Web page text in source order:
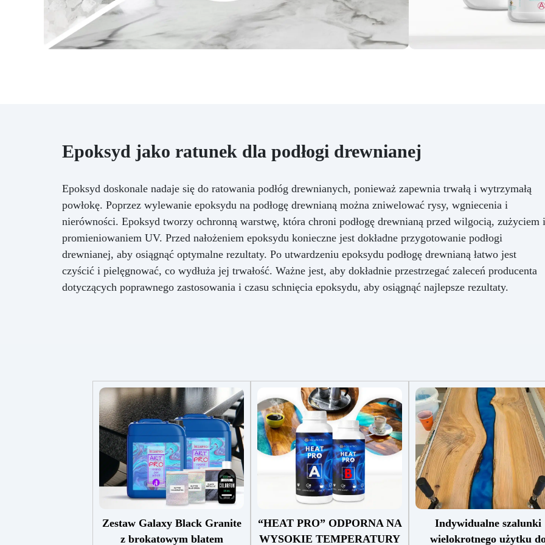
użytku, co czyni go ekologicznym
i ekonomicznym wyborem.
Oszczędza czas: dzięki
innowacyjnej technologii,
oszczędzić czas i wysiłek, kup
nasz mieszalnik anty-
Epoksyd jako ratunek dla podłogi drewnianej
Epoksyd doskonale nadaje się do ratowania podłóg drewnianych, ponieważ zapewnia trwałą i wytrzymałą
powłokę. Poprzez wylewanie epoksydu na podłogę drewnianą można zniwelować rysy, wgniecenia i
nierówności. Epoksyd tworzy ochronną warstwę, która chroni podłogę drewnianą przed wilgocią, zużyciem i
promieniowaniem UV. Przed nałożeniem epoksydu konieczne jest dokładne przygotowanie podłogi
drewnianej, aby osiągnąć optymalne rezultaty. Po utwardzeniu epoksydu podłogę drewnianą łatwo jest
czyścić i pielęgnować, co wydłuża jej trwałość. Ważne jest, aby dokładnie przestrzegać zaleceń producenta
dotyczących poprawnego zastosowania i czasu schnięcia epoksydu, aby osiągnąć najlepsze rezultaty.
Zestaw Galaxy Black Granite
z brokatowym blatem
“HEAT PRO” ODPORNA NA
WYSOKIE TEMPERATURY
Indywidualne szalunki
wielokrotnego użytku